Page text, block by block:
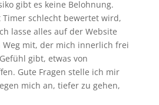
gibt es keine Belohnung.
Timer schlecht bewertet wird,
lasse alles auf der Website
mit, der mich innerlich frei
gibt, etwas von
Gute Fragen stelle ich mir
mich an, tiefer zu gehen,